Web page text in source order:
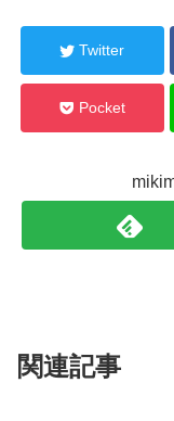
Twitter
Pocket
関連記事